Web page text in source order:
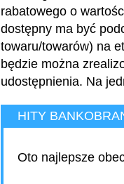
rabatowego o
dostępny ma być
towaru/towarów) na
będzie można
udostępnienia. Na
HITY
Oto najlepsze